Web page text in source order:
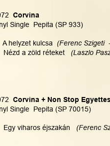
Corvina
Single  Pepita (SP 933)
A helyzet kulcsa (Ferenc Szigeti
Nézd a zöld réteket (Laszlo
Corvina + Non Stop
Single  Pepita (SP 70015)
Egy viharos éjszakán (Ferenc